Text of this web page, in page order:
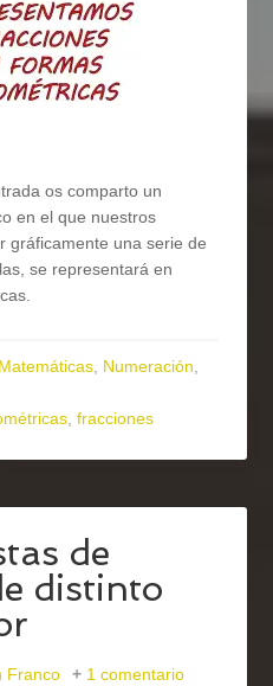
os comparto un
en el que nuestros
gráficamente una serie de
se representará en
Matemáticas, Numeración,
,fracciones
de
distinto
Franco 1 comentario